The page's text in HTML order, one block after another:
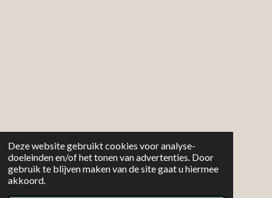
Deze website gebruikt cookies voor analyse-
doeleinden en/of het tonen van advertenties. Door
gebruik te blijven maken van de site gaat u hiermee
akkoord.